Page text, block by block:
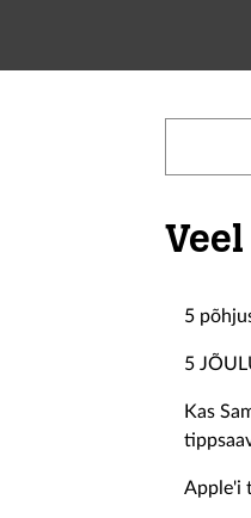
Veel
5
5
Kas
Apple'i